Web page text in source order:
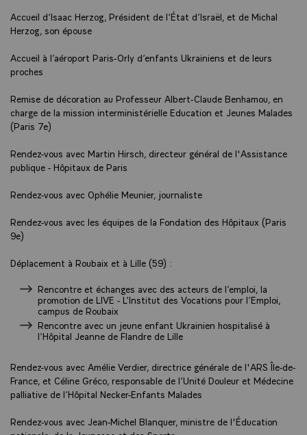
Accueil d’Isaac Herzog, Président de l’État d’Israël, et de Michal
Herzog, son épouse
Accueil à l’aéroport Paris-Orly d’enfants Ukrainiens et de leurs
proches
Remise de décoration au Professeur Albert-Claude Benhamou, en
charge de la mission interministérielle Education et Jeunes Malades
(Paris 7e)
Rendez-vous avec Martin Hirsch, directeur général de l'Assistance
publique - Hôpitaux de Paris
Rendez-vous avec Ophélie Meunier, journaliste
Rendez-vous avec les équipes de la Fondation des Hôpitaux (Paris
9e)
Déplacement à Roubaix et à Lille (59) :
Rencontre et échanges avec des acteurs de l’emploi, la
promotion de LIVE - L’Institut des Vocations pour l’Emploi,
campus de Roubaix
Rencontre avec un jeune enfant Ukrainien hospitalisé à
l’Hôpital Jeanne de Flandre de Lille
Rendez-vous avec Amélie Verdier, directrice générale de l'ARS Île-de-
France, et Céline Gréco, responsable de l’Unité Douleur et Médecine
palliative de l’Hôpital Necker-Enfants Malades
Rendez-vous avec Jean-Michel Blanquer, ministre de l'Éducation